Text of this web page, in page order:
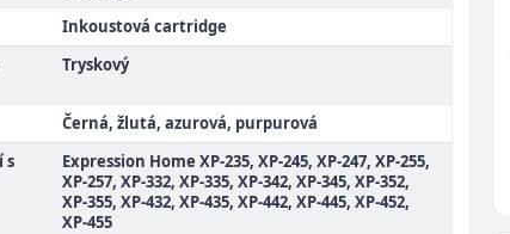
Inkoustová cartridge
Tryskový
Černá, žlutá, azurová, purpurová
s
Expression Home XP-235, XP-245, XP-247, XP-255,
XP-257, XP-332, XP-335, XP-342, XP-345, XP-352,
XP-355, XP-432, XP-435, XP-442, XP-445, XP-452,
XP-455